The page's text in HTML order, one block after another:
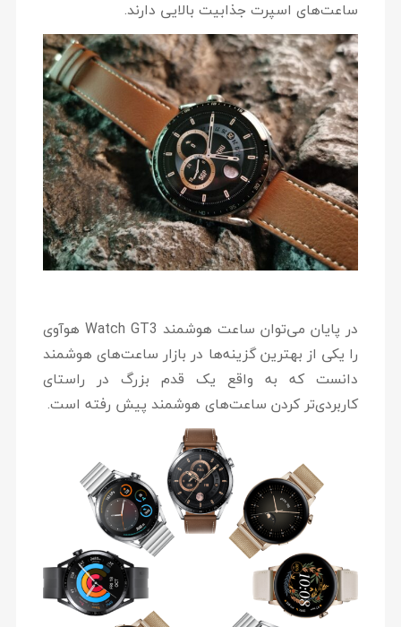
ساعت‌های اسپرت جذابیت بالایی دارند.
در پایان می‌توان ساعت هوشمند Watch GT3 هوآوی
را یکی از بهترین گزینه‌ها در بازار ساعت‌های هوشمند
دانست که به واقع یک قدم بزرگ در راستای
کاربردی‌تر کردن ساعت‌های هوشمند پیش رفته است.